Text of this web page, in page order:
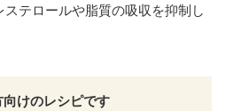
テロールや脂質の吸収を抑制し
けのレシピです